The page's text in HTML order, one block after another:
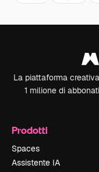
La piattaforma
1 milione di
Prodotti
Spaces
Assistente IA